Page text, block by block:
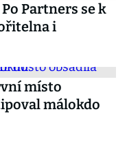
Partners se k
i
místo
málokdo